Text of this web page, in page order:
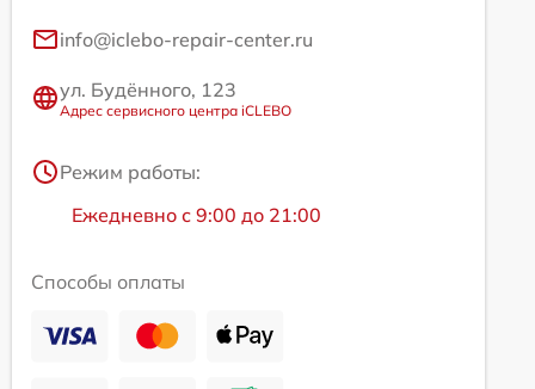
info@iclebo-repair-center.ru
ул. Будённого, 123
Адрес сервисного центра iCLEBO
Режим работы:
Ежедневно с 9:00 до 21:00
Способы оплаты